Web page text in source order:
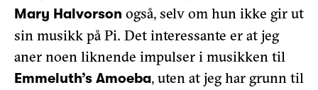
Mary Halvorson også, selv om hun ikke gir ut
sin musikk på Pi. Det interessante er at jeg
aner noen liknende impulser i musikken til
Emmeluth’s Amoeba, uten at jeg har grunn til